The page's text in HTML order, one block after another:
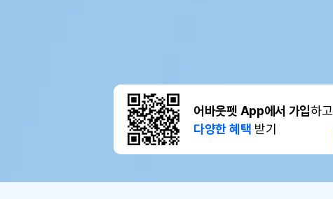
어바웃펫 App에서 가입하고
다양한 혜택 받기